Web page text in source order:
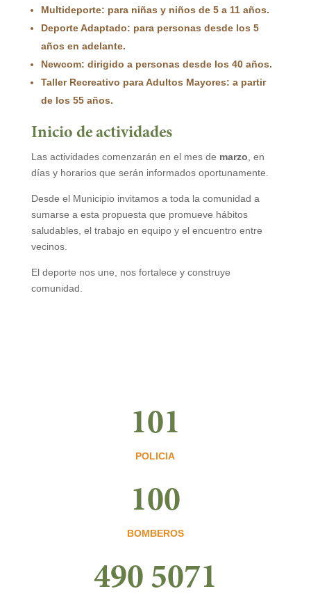
Multideporte: para niñas y niños de 5 a 11 años.
Deporte Adaptado: para personas desde los 5
años en adelante.
Newcom: dirigido a personas desde los 40 años.
Taller Recreativo para Adultos Mayores: a partir
de los 55 años.
Inicio de actividades
Las actividades comenzarán en el mes de marzo , en
días y horarios que serán informados oportunamente.
Desde el Municipio invitamos a toda la comunidad a
sumarse a esta propuesta que promueve hábitos
saludables, el trabajo en equipo y el encuentro entre
vecinos.
El deporte nos une, nos fortalece y construye
comunidad.
101
POLICIA
100
BOMBEROS
490 5071